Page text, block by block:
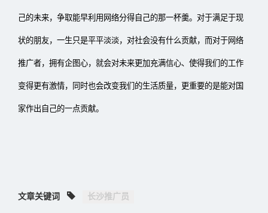
己的未来，争取能早利用网络分得自己的那一杯羹。对于满足于现
状的朋友，一生只是平平淡淡，对社会没有什么贡献，而对于网络
推广者，拥有企图心，就会对未来更加充满信心、使得我们的工作
变得更有激情，同时也会改变我们的生活质量，更重要的是能对国
家作出自己的一点贡献。
文章关键词 长沙推广员